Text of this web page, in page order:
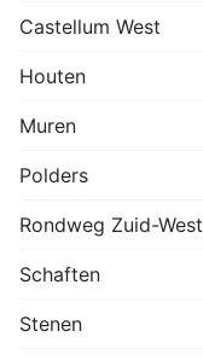
Castellum West
Houten
Muren
Polders
Rondweg Zuid-West
Schaften
Stenen